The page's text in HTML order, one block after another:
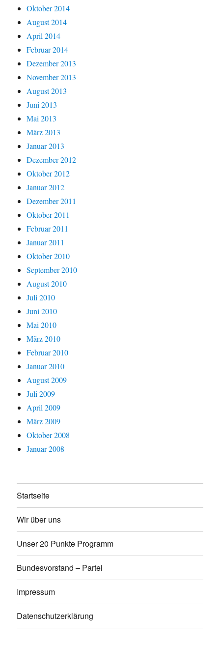
Oktober 2014
August 2014
April 2014
Februar 2014
Dezember 2013
November 2013
August 2013
Juni 2013
Mai 2013
März 2013
Januar 2013
Dezember 2012
Oktober 2012
Januar 2012
Dezember 2011
Oktober 2011
Februar 2011
Januar 2011
Oktober 2010
September 2010
August 2010
Juli 2010
Juni 2010
Mai 2010
März 2010
Februar 2010
Januar 2010
August 2009
Juli 2009
April 2009
März 2009
Oktober 2008
Januar 2008
Startseite
Wir über uns
Unser 20 Punkte Programm
Bundesvorstand – Partei
Impressum
Datenschutzerklärung